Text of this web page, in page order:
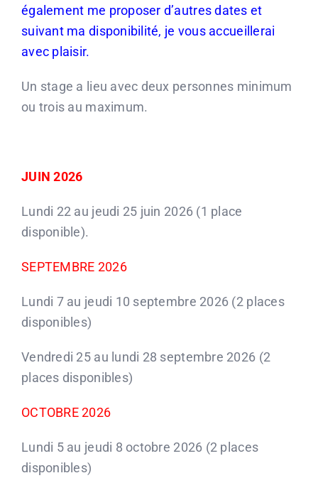
CONTACT
également me proposer d’autres dates et
suivant ma disponibilité, je vous accueillerai
avec plaisir.
Un stage a lieu avec deux personnes minimum
ou trois au maximum.
JUIN 2026
Lundi 22 au jeudi 25 juin 2026 (1 place
disponible).
SEPTEMBRE 2026
Lundi 7 au jeudi 10 septembre 2026 (2 places
disponibles)
Vendredi 25 au lundi 28 septembre 2026 (2
places disponibles)
OCTOBRE 2026
Lundi 5 au jeudi 8 octobre 2026 (2 places
disponibles)